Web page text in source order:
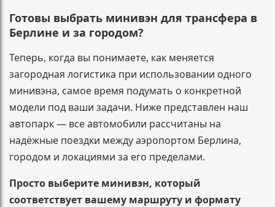
Готовы выбрать минивэн для трансфера в
Берлине и за городом?
Теперь, когда вы понимаете, как меняется
загородная логистика при использовании одного
минивэна, самое время подумать о конкретной
модели под ваши задачи. Ниже представлен наш
автопарк — все автомобили рассчитаны на
надёжные поездки между аэропортом Берлина,
городом и локациями за его пределами.
Просто выберите минивэн, который
соответствует вашему маршруту и формату